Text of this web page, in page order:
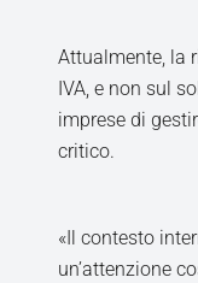
Attualmente, la
IVA, e non sul
imprese di
critico.
«Il contesto
un’attenzione